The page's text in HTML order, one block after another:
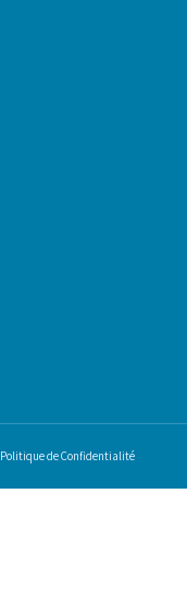
Politique de Confidentialité